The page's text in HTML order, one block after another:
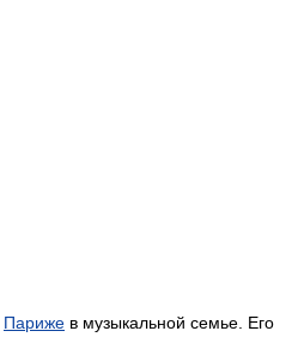
Париже в музыкальной семье. Его